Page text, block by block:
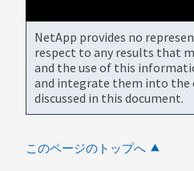
NetApp provides no
respect to any results that
and the use of this
and integrate them into the
discussed in this document.
このページのトップへ